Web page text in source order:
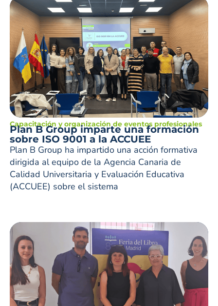
Capacitación y organización de eventos profesionales
Plan B Group imparte una formación
sobre ISO 9001 a la ACCUEE
Plan B Group ha impartido una acción formativa
dirigida al equipo de la Agencia Canaria de
Calidad Universitaria y Evaluación Educativa
(ACCUEE) sobre el sistema